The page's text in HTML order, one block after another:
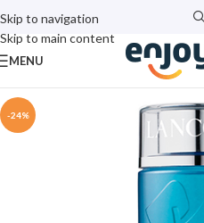
Skip to navigation
Skip to main content
MENU
-24%